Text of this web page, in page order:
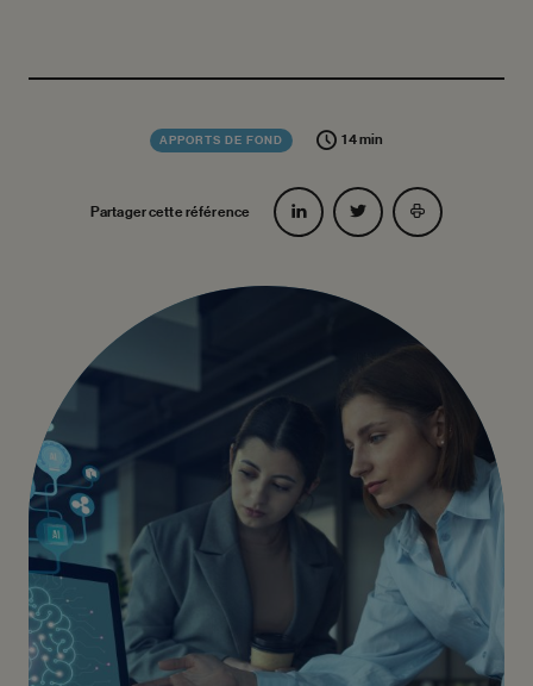
APPORTS DE FOND 14 min
Partager cette référence